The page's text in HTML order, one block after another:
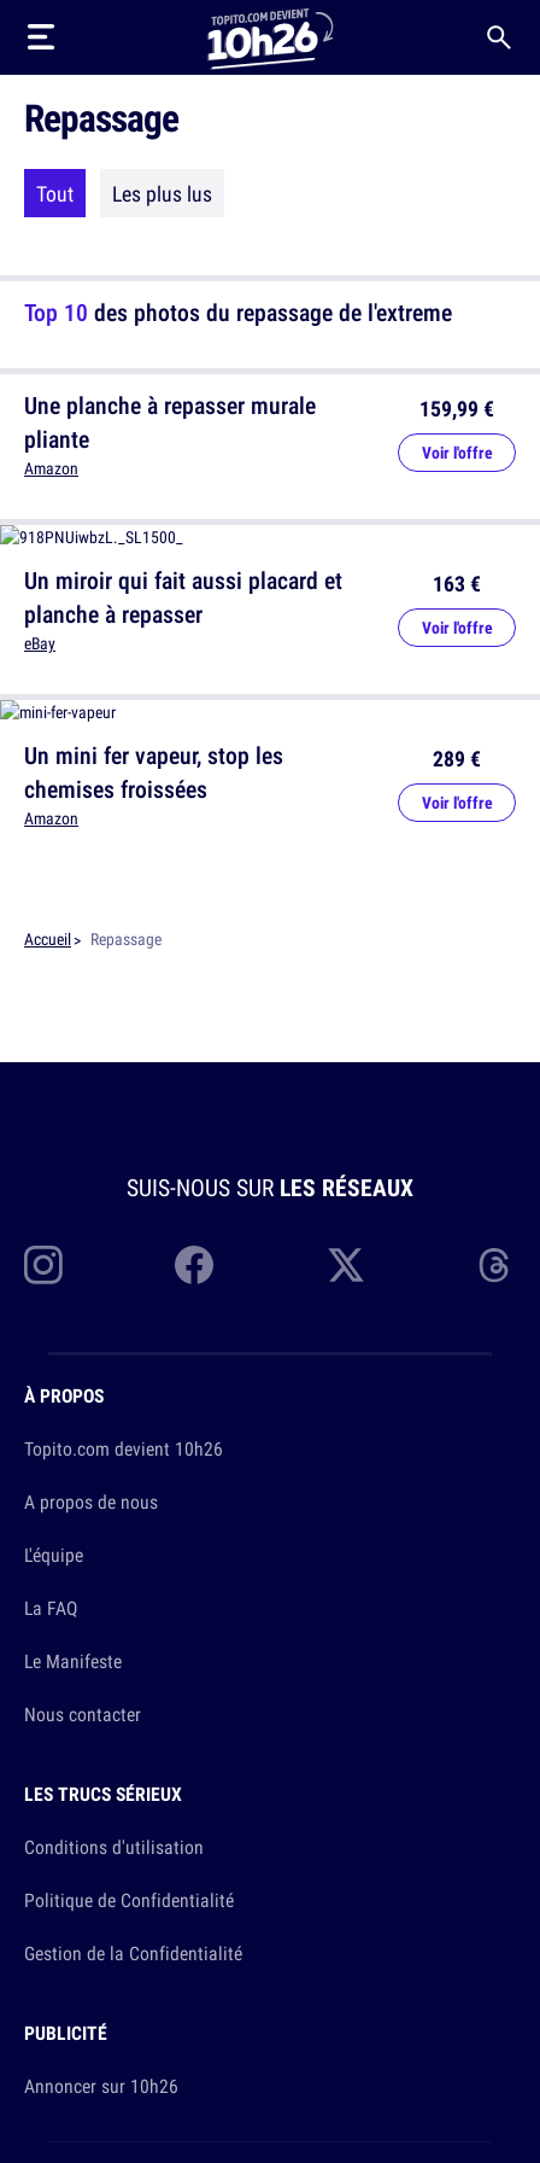
Repassage
Tout Les plus lus
Top 10 des photos du repassage de l'extreme
Une planche à repasser murale
pliante
Amazon
159,99 €
Voir l'offre
Un mini fer vapeur, stop les
chemises froissées
Amazon
289 €
Voir l'offre
Un miroir qui fait aussi placard et
planche à repasser
eBay
163 €
Voir l'offre
Accueil Repassage
SUIS-NOUS SUR LES RÉSEAUX
À PROPOS
Topito.com devient 10h26
A propos de nous
L'équipe
La FAQ
Le Manifeste
Nous contacter
LES TRUCS SÉRIEUX
Conditions d'utilisation
Politique de Confidentialité
Gestion de la Confidentialité
PUBLICITÉ
Annoncer sur 10h26